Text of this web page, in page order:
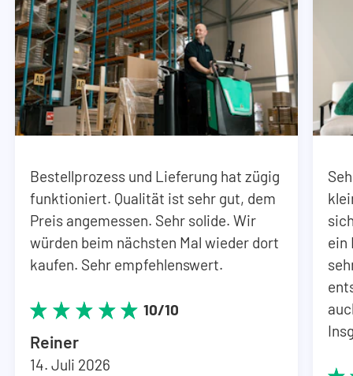
Bestellprozess und Lieferung hat zügig
funktioniert. Qualität ist sehr gut, dem
Preis angemessen. Sehr solide. Wir
würden beim nächsten Mal wieder dort
kaufen. Sehr empfehlenswert.
10/10
Reiner
14. Juli 2026
ein